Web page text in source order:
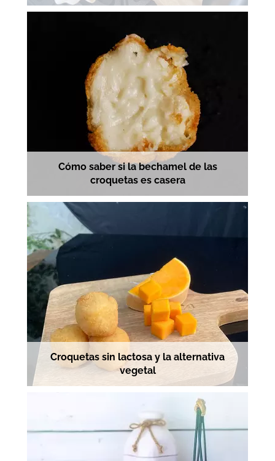
Cómo saber si la bechamel de las
croquetas es casera
Croquetas sin lactosa y la alternativa
vegetal